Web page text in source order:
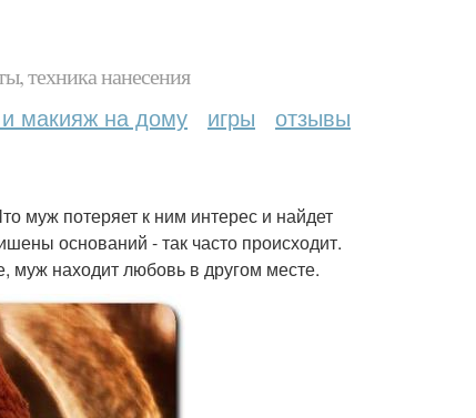
техника нанесения
и макияж на дому игры отзывы
муж потеряет к ним интерес и найдет
оснований - так часто происходит.
муж находит любовь в другом месте.